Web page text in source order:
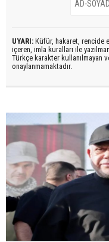
UYARI: Küfür, hakaret, rencide
içeren, imla kuralları ile
Türkçe karakter kullanılmayan
onaylanmamaktadır.